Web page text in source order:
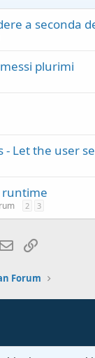
a seconda
plurimi
- Let the user
runtime
2 3
Email
Forum